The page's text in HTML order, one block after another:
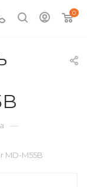
0
—
MD-M55B